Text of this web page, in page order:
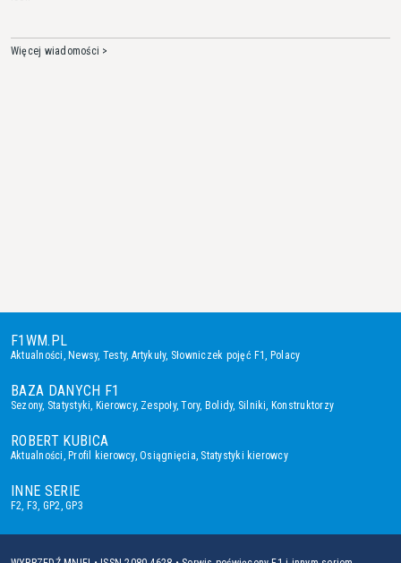
Więcej wiadomości >
F1WM.PL
Aktualności,Newsy, Testy, Artykuły, Słowniczek pojęć F1, Polacy
BAZA DANYCH F1
Sezony, Statystyki, Kierowcy, Zespoły,Tory, Bolidy, Silniki, Konstruktorzy
ROBERT KUBICA
Aktualności,Profil kierowcy,Osiągnięcia, Statystyki kierowcy
INNE SERIE
F2, F3, GP2,GP3